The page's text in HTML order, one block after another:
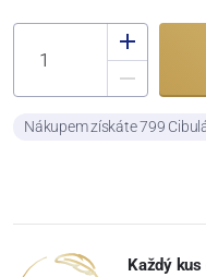
Nákupem získáte 799
Každý